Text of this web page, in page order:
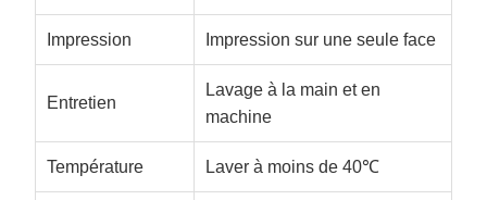
Impression Impression sur une seule face
Entretien
Lavage à la main et en
machine
Température Laver à moins de 40℃